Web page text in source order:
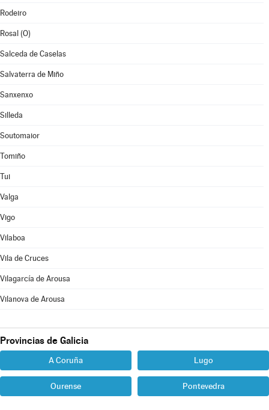
Rodeiro
Rosal (O)
Salceda de Caselas
Salvaterra de Miño
Sanxenxo
Silleda
Soutomaior
Tomiño
Tui
Valga
Vigo
Vilaboa
Vila de Cruces
Vilagarcía de Arousa
Vilanova de Arousa
Provincias de Galicia
A Coruña Lugo
Ourense Pontevedra